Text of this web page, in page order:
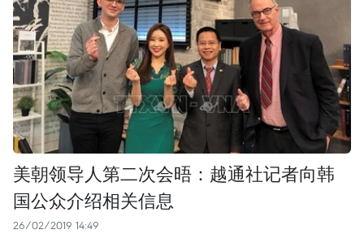
美朝领导人第二次会晤：越通社记者向韩
国公众介绍相关信息
26/02/2019 14:49